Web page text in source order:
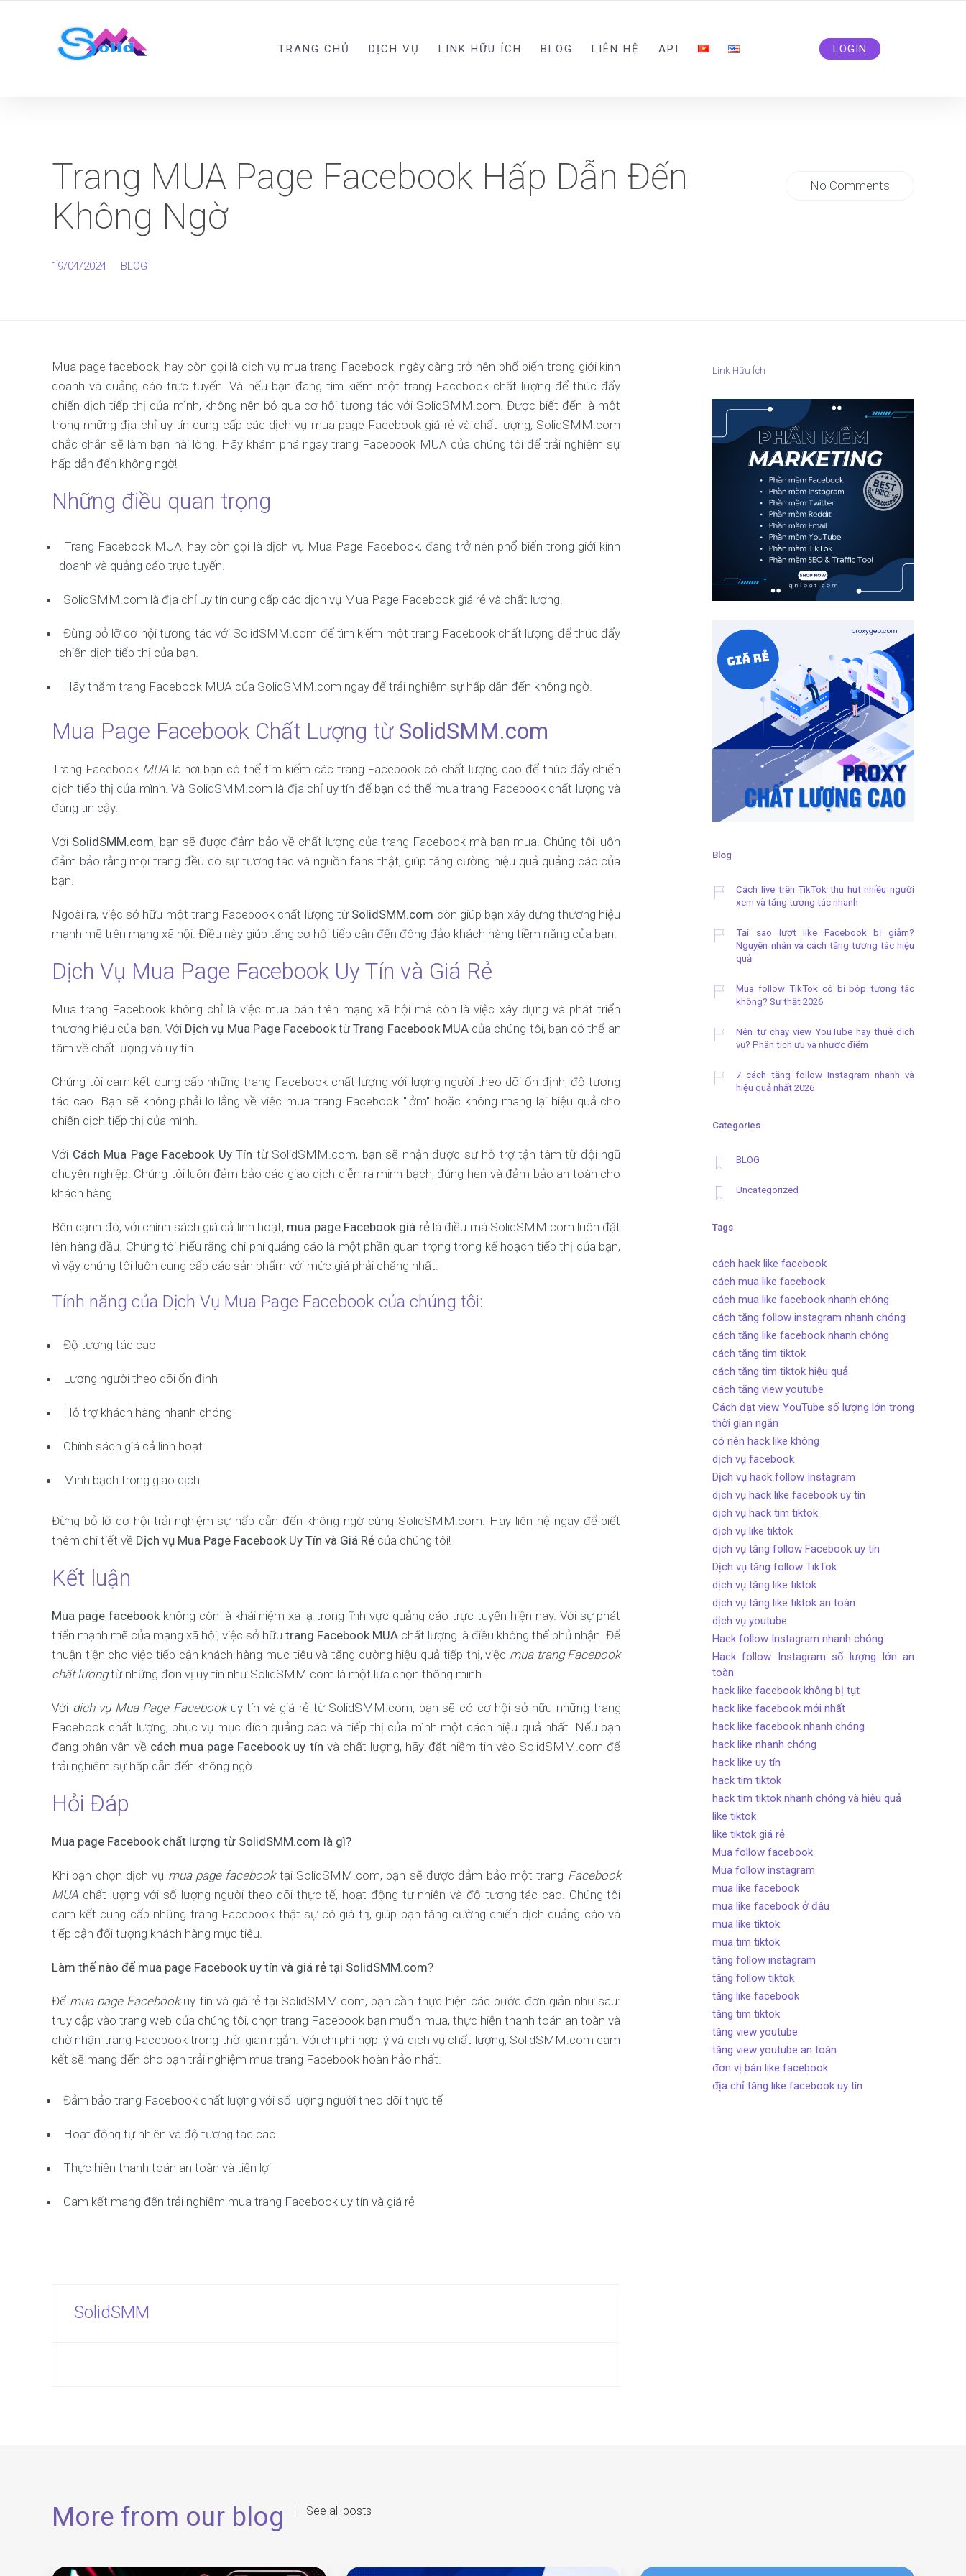
TRANG CHỦ DỊCH VỤ LINK HỮU ÍCH BLOG LIÊN HỆ API LOGIN
Trang MUA Page Facebook Hấp Dẫn Đến
Không Ngờ
19/04/2024 BLOG
No Comments
Mua page facebook, hay còn gọi là dịch vụ mua trang Facebook, ngày càng trở nên phổ biến trong giới kinh
doanh và quảng cáo trực tuyến. Và nếu bạn đang tìm kiếm một trang Facebook chất lượng để thúc đẩy
chiến dịch tiếp thị của mình, không nên bỏ qua cơ hội tương tác với SolidSMM.com. Được biết đến là một
trong những địa chỉ uy tín cung cấp các dịch vụ mua page Facebook giá rẻ và chất lượng, SolidSMM.com
chắc chắn sẽ làm bạn hài lòng. Hãy khám phá ngay trang Facebook MUA của chúng tôi để trải nghiệm sự
hấp dẫn đến không ngờ!
Những điều quan trọng
Trang Facebook MUA, hay còn gọi là dịch vụ Mua Page Facebook, đang trở nên phổ biến trong giới kinh
doanh và quảng cáo trực tuyến.
SolidSMM.com là địa chỉ uy tín cung cấp các dịch vụ Mua Page Facebook giá rẻ và chất lượng.
Đừng bỏ lỡ cơ hội tương tác với SolidSMM.com để tìm kiếm một trang Facebook chất lượng để thúc đẩy
chiến dịch tiếp thị của bạn.
Hãy thăm trang Facebook MUA của SolidSMM.com ngay để trải nghiệm sự hấp dẫn đến không ngờ.
Mua Page Facebook Chất Lượng từ SolidSMM.com
Trang Facebook MUAlà nơi bạn có thể tìm kiếm các trang Facebook có chất lượng cao để thúc đẩy chiến
dịch tiếp thị của mình. Và SolidSMM.com là địa chỉ uy tín để bạn có thể mua trang Facebook chất lượng và
đáng tin cậy.
Với SolidSMM.com, bạn sẽ được đảm bảo về chất lượng của trang Facebook mà bạn mua. Chúng tôi luôn
đảm bảo rằng mọi trang đều có sự tương tác và nguồn fans thật, giúp tăng cường hiệu quả quảng cáo của
bạn.
Ngoài ra, việc sở hữu một trang Facebook chất lượng từ SolidSMM.com còn giúp bạn xây dựng thương hiệu
mạnh mẽ trên mạng xã hội. Điều này giúp tăng cơ hội tiếp cận đến đông đảo khách hàng tiềm năng của bạn.
Dịch Vụ Mua Page Facebook Uy Tín và Giá Rẻ
Mua trang Facebook không chỉ là việc mua bán trên mạng xã hội mà còn là việc xây dựng và phát triển
thương hiệu của bạn. Với Dịch vụ Mua Page Facebook từTrang Facebook MUAcủa chúng tôi, bạn có thể an
tâm về chất lượng và uy tín.
Chúng tôi cam kết cung cấp những trang Facebook chất lượng với lượng người theo dõi ổn định, độ tương
tác cao. Bạn sẽ không phải lo lắng về việc mua trang Facebook "lởm" hoặc không mang lại hiệu quả cho
chiến dịch tiếp thị của mình.
Với Cách Mua Page Facebook Uy Tín từ SolidSMM.com, bạn sẽ nhận được sự hỗ trợ tận tâm từ đội ngũ
chuyên nghiệp. Chúng tôi luôn đảm bảo các giao dịch diễn ra minh bạch, đúng hẹn và đảm bảo an toàn cho
khách hàng.
Bên cạnh đó, với chính sách giá cả linh hoạt, mua page Facebook giá rẻlà điều mà SolidSMM.com luôn đặt
lên hàng đầu. Chúng tôi hiểu rằng chi phí quảng cáo là một phần quan trọng trong kế hoạch tiếp thị của bạn,
vì vậy chúng tôi luôn cung cấp các sản phẩm với mức giá phải chăng nhất.
Tính năng của Dịch Vụ Mua Page Facebook của chúng tôi:
Độ tương tác cao
Lượng người theo dõi ổn định
Hỗ trợ khách hàng nhanh chóng
Chính sách giá cả linh hoạt
Minh bạch trong giao dịch
Đừng bỏ lỡ cơ hội trải nghiệm sự hấp dẫn đến không ngờ cùng SolidSMM.com. Hãy liên hệ ngay để biết
thêm chi tiết về Dịch vụ Mua Page Facebook Uy Tín và Giá Rẻ của chúng tôi!
Kết luận
Mua page facebookkhông còn là khái niệm xa lạ trong lĩnh vực quảng cáo trực tuyến hiện nay. Với sự phát
triển mạnh mẽ của mạng xã hội, việc sở hữutrang Facebook MUA chất lượng là điều không thể phủ nhận. Để
thuận tiện cho việc tiếp cận khách hàng mục tiêu và tăng cường hiệu quả tiếp thị, việc mua trang Facebook
chất lượngtừ những đơn vị uy tín như SolidSMM.com là một lựa chọn thông minh.
Với dịch vụ Mua Page Facebookuy tín và giá rẻ từ SolidSMM.com, bạn sẽ có cơ hội sở hữu những trang
Facebook chất lượng, phục vụ mục đích quảng cáo và tiếp thị của mình một cách hiệu quả nhất. Nếu bạn
đang phân vân về cách mua page Facebook uy tín và chất lượng, hãy đặt niềm tin vào SolidSMM.com để
trải nghiệm sự hấp dẫn đến không ngờ.
Hỏi Đáp
Mua page Facebook chất lượng từ SolidSMM.com là gì?
Khi bạn chọn dịch vụ mua page facebooktại SolidSMM.com, bạn sẽ được đảm bảo một trang Facebook
MUA chất lượng với số lượng người theo dõi thực tế, hoạt động tự nhiên và độ tương tác cao. Chúng tôi
cam kết cung cấp những trang Facebook thật sự có giá trị, giúp bạn tăng cường chiến dịch quảng cáo và
tiếp cận đối tượng khách hàng mục tiêu.
Làm thế nào để mua page Facebook uy tín và giá rẻ tại SolidSMM.com?
Để mua page Facebookuy tín và giá rẻ tại SolidSMM.com, bạn cần thực hiện các bước đơn giản như sau:
truy cập vào trang web của chúng tôi, chọn trang Facebook bạn muốn mua, thực hiện thanh toán an toàn và
chờ nhận trang Facebook trong thời gian ngắn. Với chi phí hợp lý và dịch vụ chất lượng, SolidSMM.com cam
kết sẽ mang đến cho bạn trải nghiệm mua trang Facebook hoàn hảo nhất.
Đảm bảo trang Facebook chất lượng với số lượng người theo dõi thực tế
Hoạt động tự nhiên và độ tương tác cao
Thực hiện thanh toán an toàn và tiện lợi
Cam kết mang đến trải nghiệm mua trang Facebook uy tín và giá rẻ
SolidSMM
Link Hữu Ích
Blog
Cách live trên TikTok thu hút nhiều người
xem và tăng tương tác nhanh
Tại sao lượt like Facebook bị giảm?
Nguyên nhân và cách tăng tương tác hiệu
quả
Mua follow TikTok có bị bóp tương tác
không? Sự thật 2026
Nên tự chạy view YouTube hay thuê dịch
vụ? Phân tích ưu và nhược điểm
7 cách tăng follow Instagram nhanh và
hiệu quả nhất 2026
Categories
BLOG
Uncategorized
Tags
cách hack like facebook
cách mua like facebook
cách mua like facebook nhanh chóng
cách tăng follow instagram nhanh chóng
cách tăng like facebook nhanh chóng
cách tăng tim tiktok
cách tăng tim tiktok hiệu quả
cách tăng view youtube
Cách đạt view YouTube số lượng lớn trong
thời gian ngắn
có nên hack like không
dịch vụ facebook
Dịch vụ hack follow Instagram
dịch vụ hack like facebook uy tín
dịch vụ hack tim tiktok
dịch vụ like tiktok
dịch vụ tăng follow Facebook uy tín
Dịch vụ tăng follow TikTok
dịch vụ tăng like tiktok
dịch vụ tăng like tiktok an toàn
dịch vụ youtube
Hack follow Instagram nhanh chóng
Hack follow Instagram số lượng lớn an
toàn
hack like facebook không bị tụt
hack like facebook mới nhất
hack like facebook nhanh chóng
hack like nhanh chóng
hack like uy tín
hack tim tiktok
hack tim tiktok nhanh chóng và hiệu quả
like tiktok
like tiktok giá rẻ
Mua follow facebook
Mua follow instagram
mua like facebook
mua like facebook ở đâu
mua like tiktok
mua tim tiktok
tăng follow instagram
tăng follow tiktok
tăng like facebook
tăng tim tiktok
tăng view youtube
tăng view youtube an toàn
đơn vị bán like facebook
địa chỉ tăng like facebook uy tín
More from our blog See all posts